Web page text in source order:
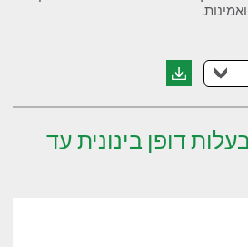
דופן בינונית עד